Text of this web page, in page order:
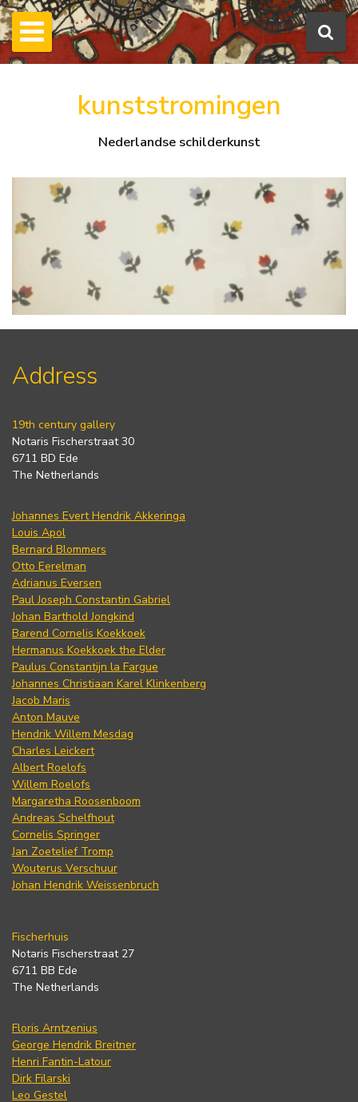
kunststromingen
Nederlandse schilderkunst
Address
19th century gallery
Notaris Fischerstraat 30
6711 BD Ede
The Netherlands
Johannes Evert Hendrik Akkeringa
Louis Apol
Bernard Blommers
Otto Eerelman
Adrianus Eversen
Paul Joseph Constantin Gabriel
Johan Barthold Jongkind
Barend Cornelis Koekkoek
Hermanus Koekkoek the Elder
Paulus Constantijn la Fargue
Johannes Christiaan Karel Klinkenberg
Jacob Maris
Anton Mauve
Hendrik Willem Mesdag
Charles Leickert
Albert Roelofs
Willem Roelofs
Margaretha Roosenboom
Andreas Schelfhout
Cornelis Springer
Jan Zoetelief Tromp
Wouterus Verschuur
Johan Hendrik Weissenbruch
Fischerhuis
Notaris Fischerstraat 27
6711 BB Ede
The Netherlands
Floris Arntzenius
George Hendrik Breitner
Henri Fantin-Latour
Dirk Filarski
Leo Gestel